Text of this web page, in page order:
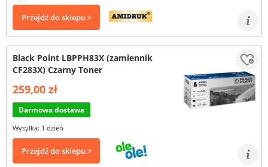
Przejdź do sklepu >
Black Point LBPPH83X (zamiennik
CF283X) Czarny Toner
259,00 zł
Darmowa dostawa
Wysyłka: 1 dzień
Przejdź do sklepu >